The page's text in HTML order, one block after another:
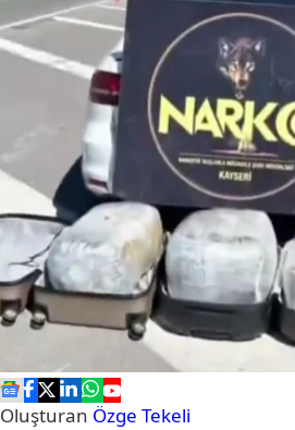
Oluşturan Özge Tekeli